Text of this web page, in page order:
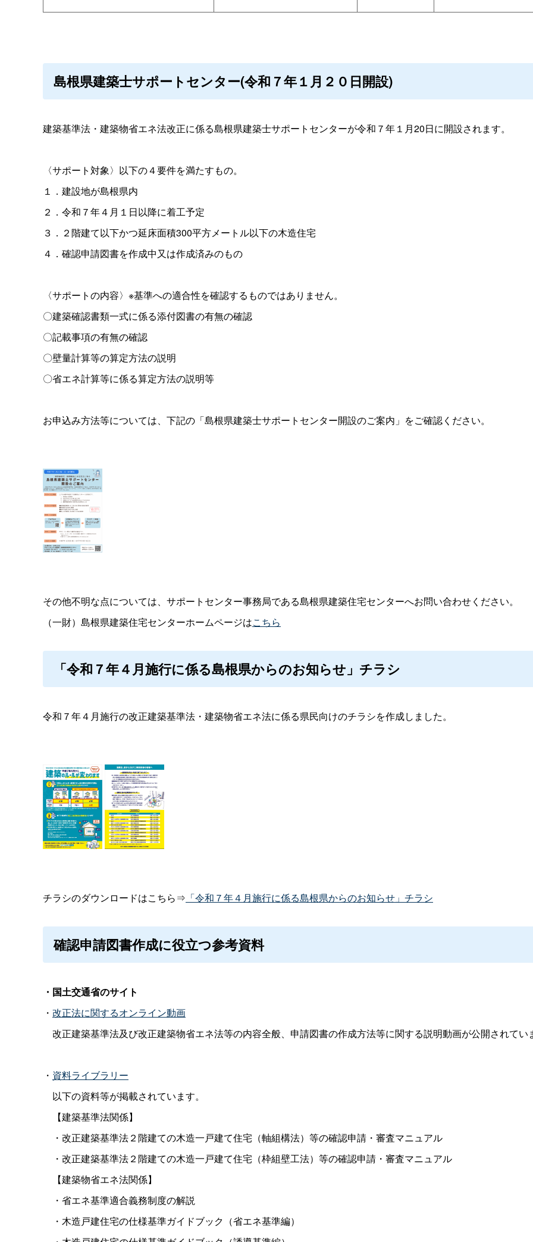
島根県建築士サポートセンター(令和７年１月２０日開設)
建築基準法・建築物省エネ法改正に係る島根県建築士サポートセンターが令和７年１月20日に開設されます。
〈サポート対象〉以下の４要件を満たすもの。
１．建設地が島根県内
２．令和７年４月１日以降に着工予定
３．２階建て以下かつ延床面積300平方メートル以下の木造住宅
４．確認申請図書を作成中又は作成済みのもの
〈サポートの内容〉※基準への適合性を確認するものではありません。
〇建築確認書類一式に係る添付図書の有無の確認
〇記載事項の有無の確認
〇壁量計算等の算定方法の説明
〇省エネ計算等に係る算定方法の説明等
お申込み方法等については、下記の「島根県建築士サポートセンター開設のご案内」をご確認ください。
その他不明な点については、サポートセンター事務局である島根県建築住宅センターへお問い合わせください。
（一財）島根県建築住宅センターホームページはこちら
「令和７年４月施行に係る島根県からのお知らせ」チラシ
令和７年４月施行の改正建築基準法・建築物省エネ法に係る県民向けのチラシを作成しました。
チラシのダウンロードはこちら⇒ 「令和７年４月施行に係る島根県からのお知らせ」チラシ
確認申請図書作成に役立つ参考資料
・国土交通省のサイト
・ 改正法に関するオンライン動画
改正建築基準法及び改正建築物省エネ法等の内容全般、申請図書の作成方法等に関する説明動画が公開されてい
・ 資料ライブラリー
以下の資料等が掲載されています。
【建築基準法関係】
・改正建築基準法２階建ての木造一戸建て住宅（軸組構法）等の確認申請・審査マニュアル
・改正建築基準法２階建ての木造一戸建て住宅（枠組壁工法）等の確認申請・審査マニュアル
【建築物省エネ法関係】
・省エネ基準適合義務制度の解説
・木造戸建住宅の仕様基準ガイドブック（省エネ基準編）